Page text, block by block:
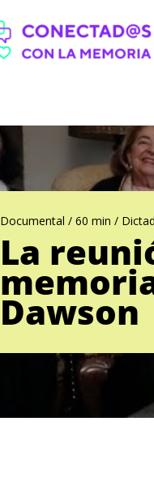
Documental / 60 min /
La
Dawson